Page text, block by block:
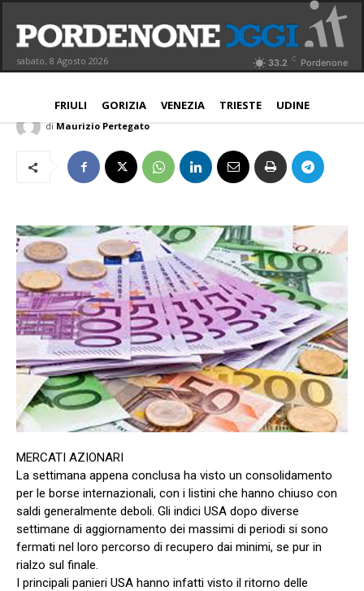
sabato, 8 Agosto 2026 33.2 C Pordenone
FRIULI GORIZIA VENEZIA TRIESTE UDINE
Mercati finanziari, crolla il petrolio,
borse in consolidamento
NORD EST
di Maurizio Pertegato
MERCATI AZIONARI
La settimana appena conclusa ha visto un consolidamento
per le borse internazionali, con i listini che hanno chiuso con
saldi generalmente deboli. Gli indici USA dopo diverse
settimane di aggiornamento dei massimi di periodi si sono
fermati nel loro percorso di recupero dai minimi, se pur in
rialzo sul finale.
I principali panieri USA hanno infatti visto il ritorno delle